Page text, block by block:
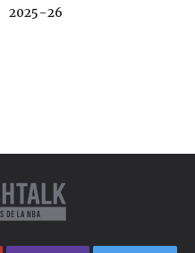
2025-26